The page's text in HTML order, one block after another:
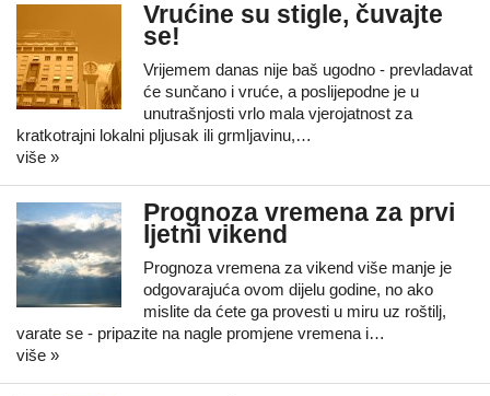
Vrućine su stigle, čuvajte
se!
Vrijemem danas nije baš ugodno - prevladavat
će sunčano i vruće, a poslijepodne je u
unutrašnjosti vrlo mala vjerojatnost za
kratkotrajni lokalni pljusak ili grmljavinu,…
više »
Prognoza vremena za prvi
ljetni vikend
Prognoza vremena za vikend više manje je
odgovarajuća ovom dijelu godine, no ako
mislite da ćete ga provesti u miru uz roštilj,
varate se - pripazite na nagle promjene vremena i…
više »